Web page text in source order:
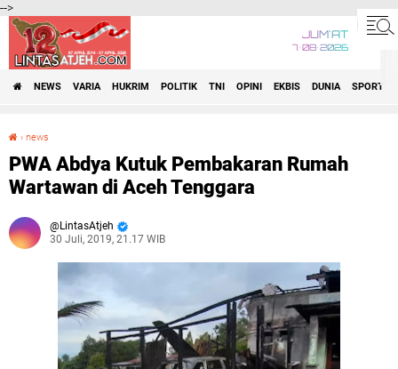
-->
JUM'AT
7•08•2026
NEWS VARIA HUKRIM POLITIK TNI OPINI EKBIS DUNIA SPORT
› news
PWA Abdya Kutuk Pembakaran Rumah
Wartawan di Aceh Tenggara
LintasAtjeh
30 Juli, 2019, 21.17 WIB